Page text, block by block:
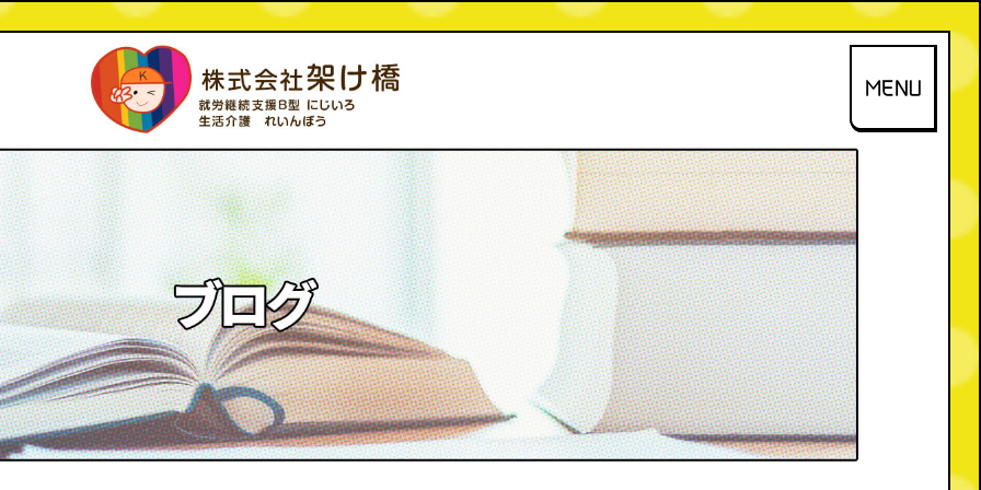
港事業所です～ 【北九州市 小倉北区 小倉南区 就労支援B型 生活介護 相談事業所】|株式会社架け橋